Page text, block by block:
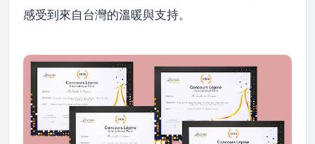
感受到來自台灣的溫暖與支持。